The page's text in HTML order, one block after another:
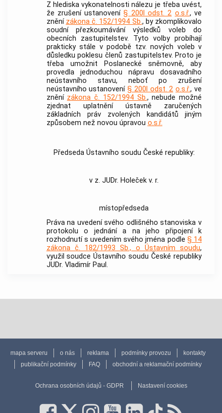
Z hlediska vykonatelnosti nálezu je třeba uvést,
že zrušení ustanovení§ 200l odst. 2 o.s.ř., ve
znění zákona č. 152/1994 Sb., by zkomplikovalo
soudní přezkoumávání výsledků voleb do
obecních zastupitelstev. Tyto volby probíhají
prakticky stále v podobě tzv. nových voleb v
důsledku poklesu členů zastupitelstev. Proto je
třeba umožnit Poslanecké sněmovně, aby
provedla jednoduchou nápravu dosavadního
neústavního stavu, neboť po zrušení
neústavního ustanovení§ 200l odst. 2 o.s.ř., ve
znění zákona č. 152/1994 Sb., nebude možné
zjednat uplatnění ústavně zaručených
základních práv zvolených kandidátů jiným
způsobem než novou úpravou o.s.ř.
Předseda Ústavního soudu České republiky:
v z. JUDr. Holeček v. r.
místopředseda
Práva na uvedení svého odlišného stanoviska v
protokolu o jednání a na jeho připojení k
rozhodnutí s uvedením svého jména podle § 14
zákona č. 182/1993 Sb., o Ústavním soudu,
využil soudce Ústavního soudu České republiky
JUDr. Vladimír Paul.
mapa serveru o nás reklama podmínky provozu
kontakty
publikační podmínky
FAQ obchodní a reklamační podmínky
Ochrana osobních údajů - GDPR Nastavení cookies